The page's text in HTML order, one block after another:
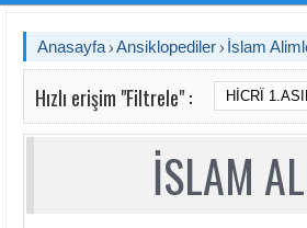
Anasayfa Ansiklopediler İslam
Hızlı erişim "Filtrele" :
İSLAM